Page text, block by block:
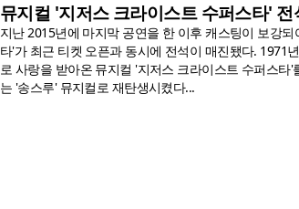
뮤지컬 '지저스 크라이스트 수퍼스타' 전
지난 2015년에 마지막 공연을 한 이후 캐스팅이 보강
타'가 최근 티켓 오픈과 동시에 전석이 매진됐다. 1971
로 사랑을 받아온 뮤지컬 '지저스 크라이스트 수퍼스
는 '송스루' 뮤지컬로 재탄생시켰다...